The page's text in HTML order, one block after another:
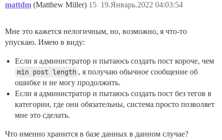
mattdm (Matthew Miller) 19.Январь.2022 04:03:54
15
Мне это кажется нелогичным, но, возможно, я что-то
упускаю. Имею в виду:
Если я администратор и пытаюсь создать пост короче, чем
min post length , я получаю обычное сообщение об
ошибке и не могу продолжить.
Если я администратор и пытаюсь создать пост без тегов в
категории, где они обязательны, система просто позволяет
мне это сделать.
Что именно хранится в базе данных в данном случае?